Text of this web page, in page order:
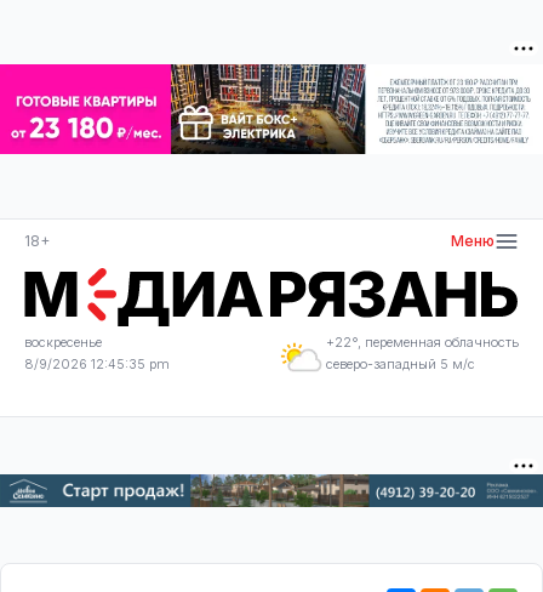
18+ Меню
воскресенье
8/9/2026 12:45:36 pm
+22°, переменная облачность
северо-западный 5 м/с